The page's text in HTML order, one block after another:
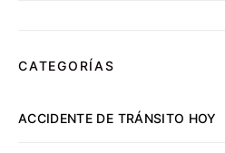
CATEGORÍAS
ACCIDENTE DE TRÁNSITO HOY